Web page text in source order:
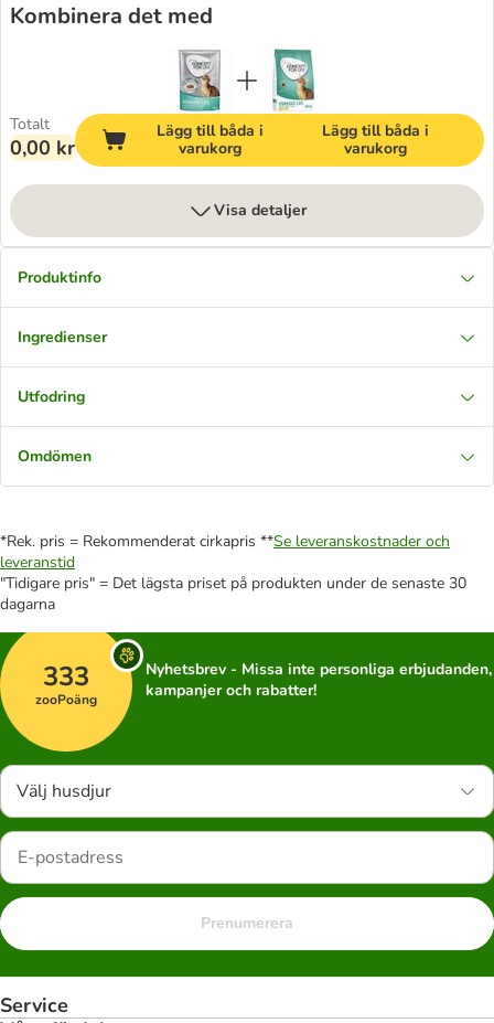
Kombinera det med
Totalt
0,00 kr
Lägg till båda i
varukorg
Lägg till båda i
varukorg
Visa detaljer
Produktinfo
Ingredienser
Utfodring
Omdömen
*Rek. pris = Rekommenderat cirkapris **Se leveranskostnader och
leveranstid
"Tidigare pris" = Det lägsta priset på produkten under de senaste 30
dagarna
333
zooPoäng
Nyhetsbrev - Missa inte personliga erbjudanden,
kampanjer och rabatter!
Välj husdjur
Prenumerera
Service